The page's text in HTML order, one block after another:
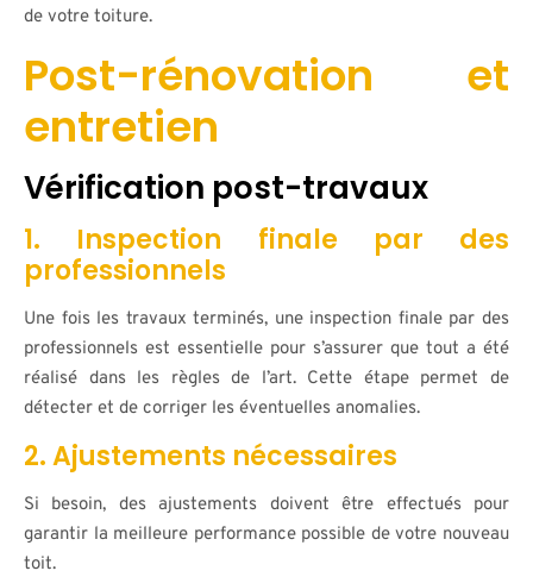
de votre toiture.
Post-rénovation et
entretien
Vérification post-travaux
1. Inspection finale par des
professionnels
Une fois les travaux terminés, une inspection finale par des
professionnels est essentielle pour s’assurer que tout a été
réalisé dans les règles de l’art. Cette étape permet de
détecter et de corriger les éventuelles anomalies.
2. Ajustements nécessaires
Si besoin, des ajustements doivent être effectués pour
garantir la meilleure performance possible de votre nouveau
toit.